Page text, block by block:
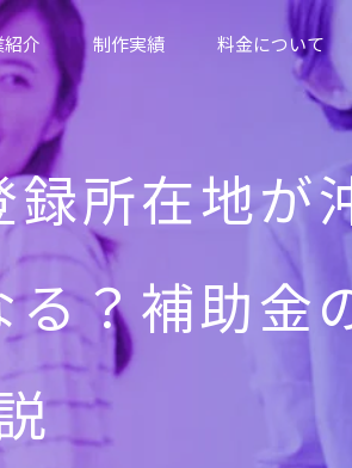
介 制作実績 料金について
所在地が
？補助金